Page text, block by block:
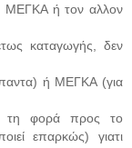
ΜΕΓΚΑ ή τον αλλον
καταγωγής, δεν
ή ΜΕΓΚΑ (για
τη φορά προς το
επαρκώς) γιατι